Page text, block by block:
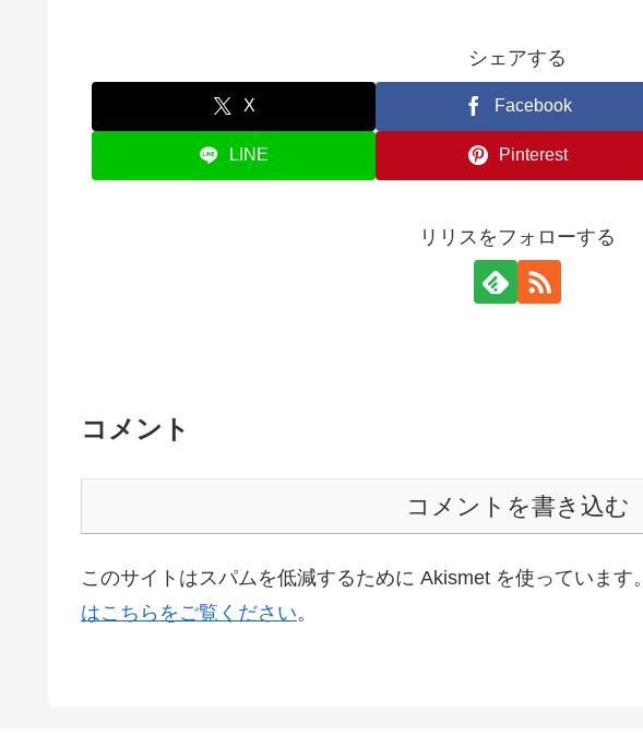
シェアする
X Facebook
LINE Pinterest
リリスをフォローする
コメント
コメントを書き込む
このサイトはスパムを低減するために Akismet を使っています。
はこちらをご覧ください。